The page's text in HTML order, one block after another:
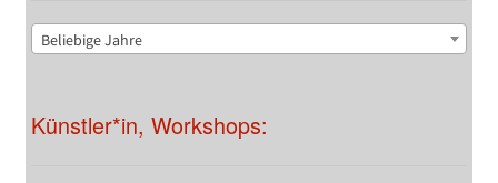
Beliebige Jahre
Künstler*in, Workshops: